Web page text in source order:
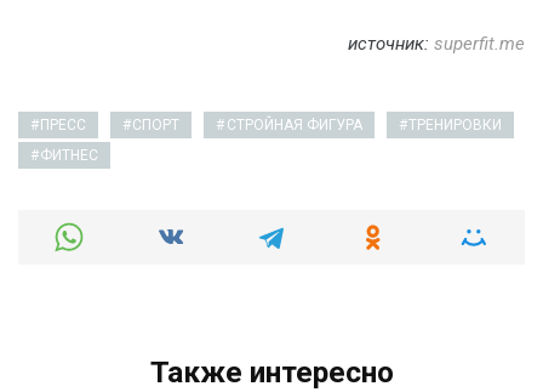
источник: superfit.me
ПРЕСС СПОРТ СТРОЙНАЯ ФИГУРА
ТРЕНИРОВКИ
ФИТНЕС
Также интересно